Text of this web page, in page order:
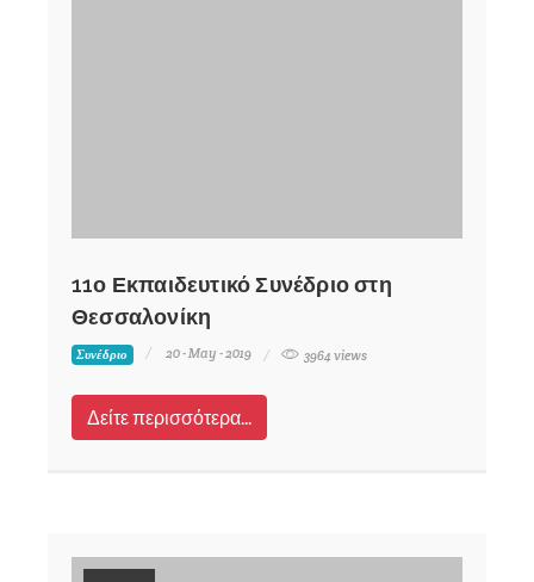
11ο Εκπαιδευτικό Συνέδριο στη
Θεσσαλονίκη
Συνέδριο 20 - May - 2019 3964 views
Δείτε περισσότερα...